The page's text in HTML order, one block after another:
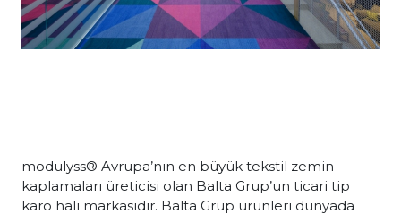
modulyss® Avrupa’nın en büyük tekstil zemin
kaplamaları üreticisi olan Balta Grup’un ticari tip
karo halı markasıdır. Balta Grup ürünleri dünyada